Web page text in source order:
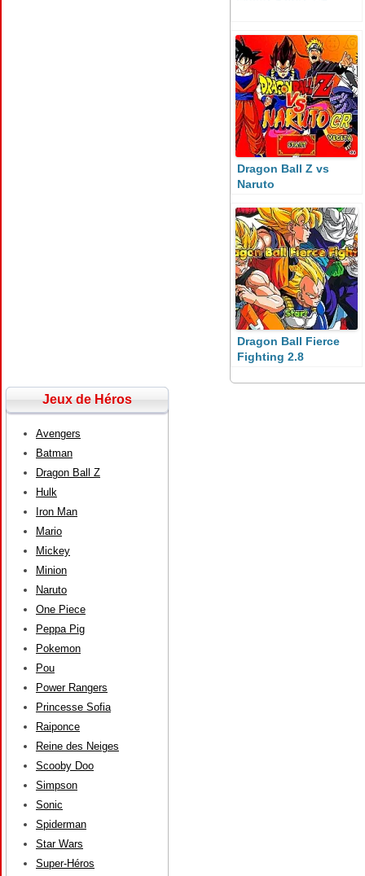
Dragon Ball Z vs
Naruto
Dragon Ball Fierce
Fighting 2.8
Jeux de Héros
Avengers
Batman
Dragon Ball Z
Hulk
Iron Man
Mario
Mickey
Minion
Naruto
One Piece
Peppa Pig
Pokemon
Pou
Power Rangers
Princesse Sofia
Raiponce
Reine des Neiges
Scooby Doo
Simpson
Sonic
Spiderman
Star Wars
Super-Héros